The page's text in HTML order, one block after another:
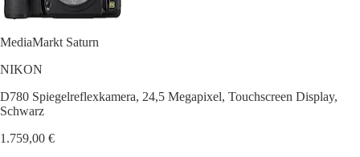
MediaMarkt Saturn
NIKON
D780 Spiegelreflexkamera, 24,5 Megapixel, Touchscreen Display,
Schwarz
1.759,00 €